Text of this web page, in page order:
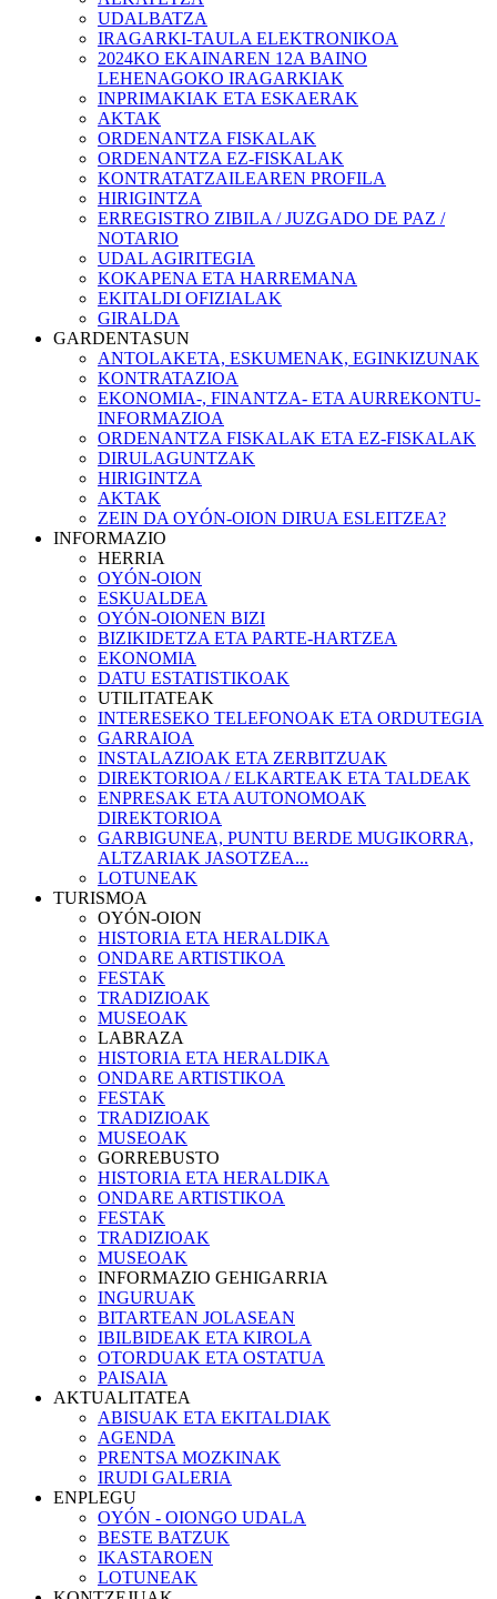
UDALBATZA
IRAGARKI-TAULA ELEKTRONIKOA
2024KO EKAINAREN 12A BAINO
LEHENAGOKO IRAGARKIAK
INPRIMAKIAK ETA ESKAERAK
AKTAK
ORDENANTZA FISKALAK
ORDENANTZA EZ-FISKALAK
KONTRATATZAILEAREN PROFILA
HIRIGINTZA
ERREGISTRO ZIBILA / JUZGADO DE PAZ /
NOTARIO
UDAL AGIRITEGIA
KOKAPENA ETA HARREMANA
EKITALDI OFIZIALAK
GIRALDA
GARDENTASUN
ANTOLAKETA, ESKUMENAK, EGINKIZUNAK
KONTRATAZIOA
EKONOMIA-, FINANTZA- ETA AURREKONTU-
INFORMAZIOA
ORDENANTZA FISKALAK ETA EZ-FISKALAK
DIRULAGUNTZAK
HIRIGINTZA
AKTAK
ZEIN DA OYÓN-OION DIRUA ESLEITZEA?
INFORMAZIO
HERRIA
OYÓN-OION
ESKUALDEA
OYÓN-OIONEN BIZI
BIZIKIDETZA ETA PARTE-HARTZEA
EKONOMIA
DATU ESTATISTIKOAK
UTILITATEAK
INTERESEKO TELEFONOAK ETA ORDUTEGIA
GARRAIOA
INSTALAZIOAK ETA ZERBITZUAK
DIREKTORIOA / ELKARTEAK ETA TALDEAK
ENPRESAK ETA AUTONOMOAK
DIREKTORIOA
GARBIGUNEA, PUNTU BERDE MUGIKORRA,
ALTZARIAK JASOTZEA...
LOTUNEAK
TURISMOA
OYÓN-OION
HISTORIA ETA HERALDIKA
ONDARE ARTISTIKOA
FESTAK
TRADIZIOAK
MUSEOAK
LABRAZA
HISTORIA ETA HERALDIKA
ONDARE ARTISTIKOA
FESTAK
TRADIZIOAK
MUSEOAK
GORREBUSTO
HISTORIA ETA HERALDIKA
ONDARE ARTISTIKOA
FESTAK
TRADIZIOAK
MUSEOAK
INFORMAZIO GEHIGARRIA
INGURUAK
BITARTEAN JOLASEAN
IBILBIDEAK ETA KIROLA
OTORDUAK ETA OSTATUA
PAISAIA
AKTUALITATEA
ABISUAK ETA EKITALDIAK
AGENDA
PRENTSA MOZKINAK
IRUDI GALERIA
ENPLEGU
OYÓN - OIONGO UDALA
BESTE BATZUK
IKASTAROEN
LOTUNEAK